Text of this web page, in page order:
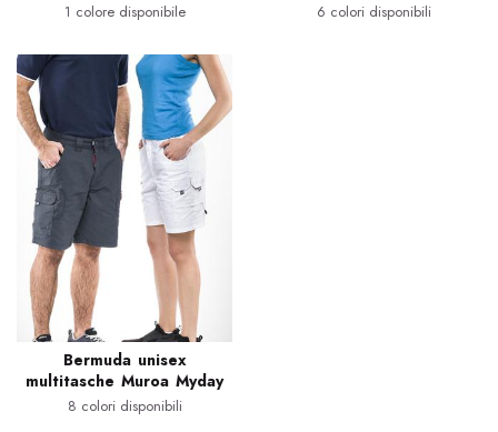
1 colore disponibile 6 colori disponibili
Bermuda unisex
multitasche Muroa Myday
8 colori disponibili